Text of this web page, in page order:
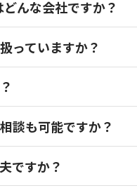
んな会社ですか？
っていますか？
談も可能ですか？
ですか？